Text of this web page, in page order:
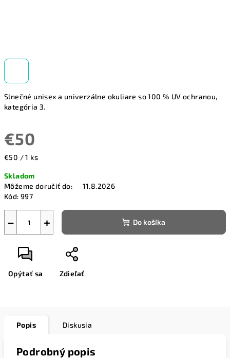
Slnečné unisex a univerzálne okuliare so 100 % UV ochranou,
kategória 3.
€50
Jednotková
€50 / 1 ks
Skladom
Môžeme doručiť do:
11.8.2026
Kód: 997
+
− Do košíka
Opýtať sa Zdieľať
Popis Diskusia
Podrobný popis